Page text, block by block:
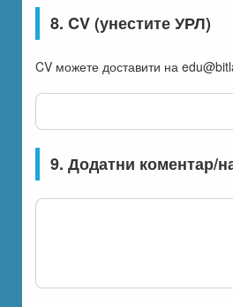
8. CV (унестите УРЛ)
CV можете доставити на
9. Додатни коментар/